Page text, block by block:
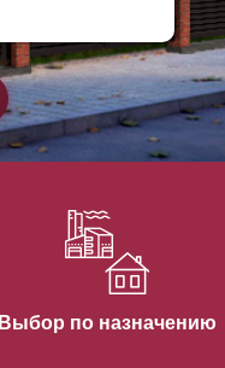
Выбор по назначению